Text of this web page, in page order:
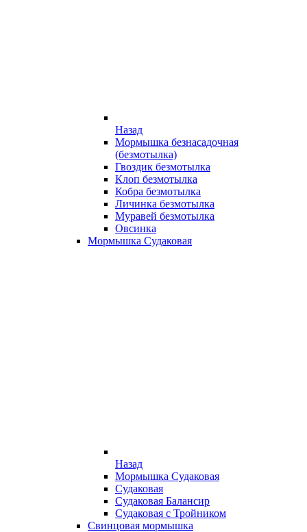
Назад
Мормышка безнасадочная
(безмотылка)
Гвоздик безмотылка
Клоп безмотылка
Кобра безмотылка
Личинка безмотылка
Муравей безмотылка
Овсинка
Мормышка Судаковая
Назад
Мормышка Судаковая
Судаковая
Судаковая Балансир
Судаковая с Тройником
Свинцовая мормышка